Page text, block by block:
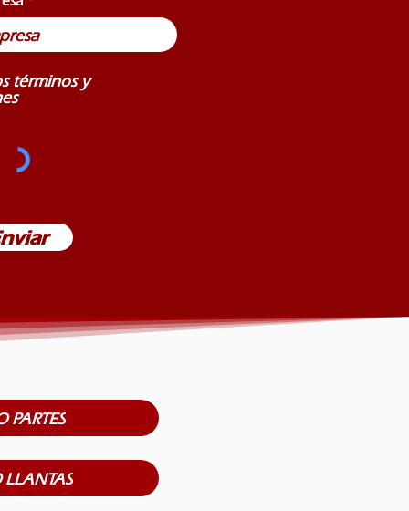
e
q
u
i
e
términos y
PARTES
LLANTAS